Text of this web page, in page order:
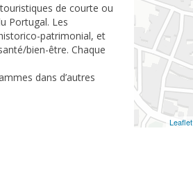
de courte ou
Portugal. Les
patrimonial, et
bien-être. Chaque
dans d’autres
Leaflet